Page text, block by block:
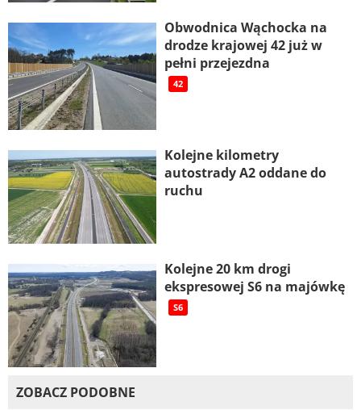
Obwodnica Wąchocka na
drodze krajowej 42 już w
pełni przejezdna
42
Kolejne kilometry
autostrady A2 oddane do
ruchu
Kolejne 20 km drogi
ekspresowej S6 na majówkę
S6
ZOBACZ PODOBNE